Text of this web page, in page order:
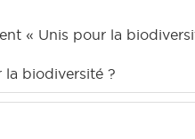
« Unis pour la
biodiversité ?